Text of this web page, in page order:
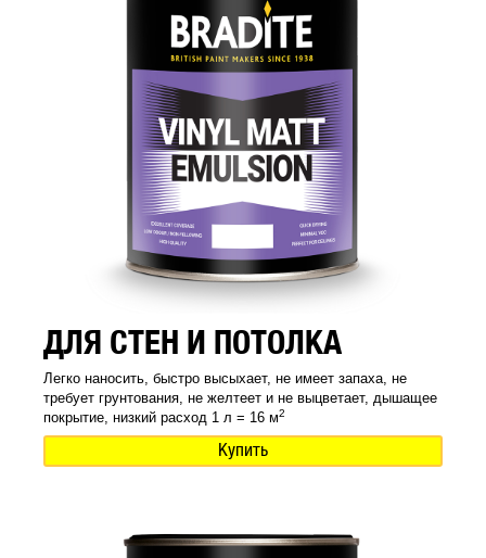
ДЛЯ СТЕН И ПОТОЛКА
Легко наносить, быстро высыхает, не имеет запаха, не
требует грунтования, не желтеет и не выцветает, дышащее
покрытие, низкий расход 1 л = 16 м2
Купить